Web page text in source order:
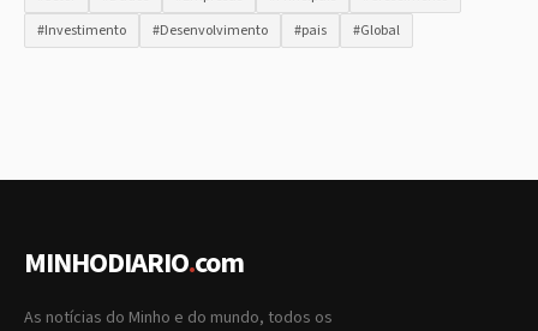
#Investimento
#Desenvolvimento #pais #Global
MINHODIARIO.com
As notícias do Minho e do mundo, todos os